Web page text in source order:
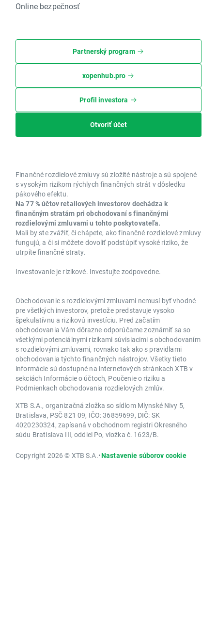
Online bezpečnosť
Partnerský program
xopenhub.pro
Profil investora
Otvoriť účet
Finančné rozdielové zmluvy sú zložité nástroje a sú spojené
s vysokým rizikom rýchlych finančných strát v dôsledku
pákového efektu.
Na 77 % účtov retailových investorov dochádza k
finančným stratám pri obchodovaní s finančnými
rozdielovými zmluvami u tohto poskytovateľa.
Mali by ste zvážiť, či chápete, ako finančné rozdielové zmluvy
fungujú, a či si môžete dovoliť podstúpiť vysoké riziko, že
utrpíte finančné straty.
Investovanie je rizikové. Investujte zodpovedne.
Obchodovanie s rozdielovými zmluvami nemusí byť vhodné
pre všetkých investorov, pretože predstavuje vysoko
špekulatívnu a rizikovú investíciu. Pred začatím
obchodovania Vám dôrazne odporúčame zoznámiť sa so
všetkými potenciálnymi rizikami súvisiacimi s obchodovaním
s rozdielovými zmluvami, rovnako tak ako s pravidlami
obchodovania týchto finančných nástrojov. Všetky tieto
informácie sú dostupné na internetových stránkach XTB v
sekciách Informácie o účtoch, Poučenie o riziku a
Podmienkach obchodovania rozdielových zmlúv.
XTB S.A., organizačná zložka so sídlom Mlynské Nivy 5,
Bratislava, PSČ 821 09, IČO: 36859699, DIČ: SK
4020230324, zapísaná v obchodnom registri Okresného
súdu Bratislava III, oddiel Po, vložka č. 1623/B.
Copyright 2026 © XTB S.A.•Nastavenie súborov cookie